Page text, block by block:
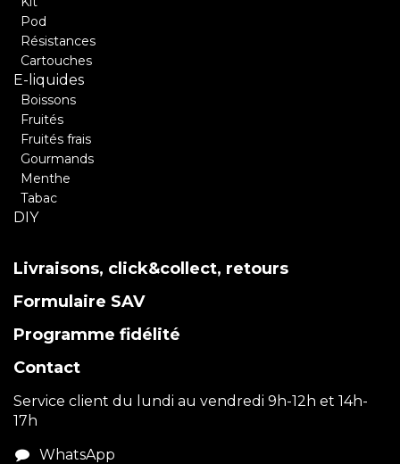
Pod
Résistances
Cartouches
E-liquides
Boissons
Fruités
Fruités frais
Gourmands
Menthe
Tabac
DIY
Livraisons, click&collect, retours
Formulaire SAV
Programme fidélité
Contact
Service client du lundi au vendredi 9h-12h et 14h-
17h
WhatsApp